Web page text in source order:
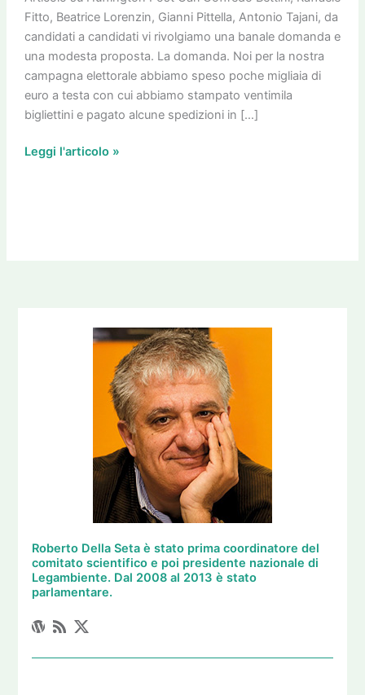
Fitto, Beatrice Lorenzin, Gianni Pittella, Antonio Tajani, da
candidati a candidati vi rivolgiamo una banale domanda e
una modesta proposta. La domanda. Noi per la nostra
campagna elettorale abbiamo speso poche migliaia di
euro a testa con cui abbiamo stampato ventimila
bigliettini e pagato alcune spedizioni in […]
diavolo
vi
dà
tutti
questi
soldi?
Leggi l'articolo »
Roberto Della Seta è stato prima coordinatore del
comitato scientifico e poi presidente nazionale di
Legambiente. Dal 2008 al 2013 è stato
parlamentare.